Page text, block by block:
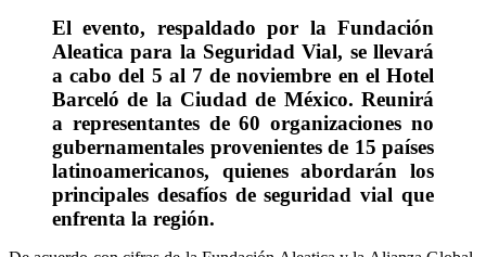
El evento, respaldado por la Fundación
Aleatica para la Seguridad Vial, se llevará
a cabo del 5 al 7 de noviembre en el Hotel
Barceló de la Ciudad de México. Reunirá
a representantes de 60 organizaciones no
gubernamentales provenientes de 15 países
latinoamericanos, quienes abordarán los
principales desafíos de seguridad vial que
enfrenta la región.